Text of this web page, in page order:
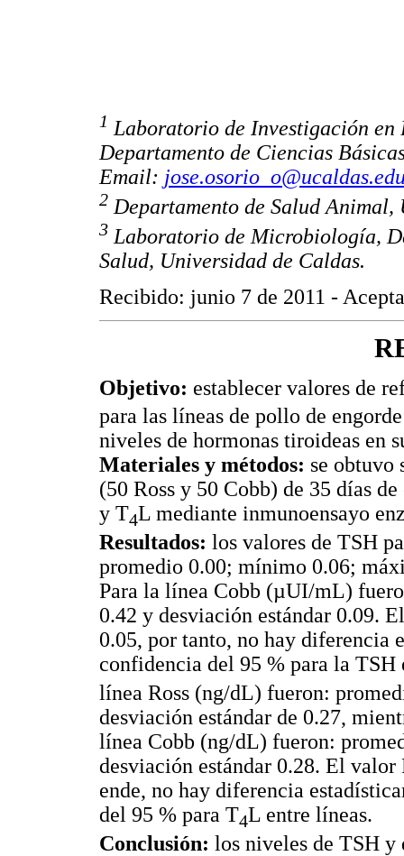
1 Laboratorio de Investigación
Departamento de Ciencias
Email:
2 Departamento de Salud Animal,
3 Laboratorio de Microbiología,
Salud, Universidad de Caldas.
Recibido: junio 7 de 2011 -
Objetivo: establecer valores de
para las líneas de pollo de
niveles de hormonas tiroideas en
Materiales y métodos: se obtuvo
(50 Ross y 50 Cobb) de 35 días
y T4L mediante inmunoensayo
Resultados: los valores de TSH
promedio 0.00; mínimo 0.06;
Para la línea Cobb (µUI/mL)
0.42 y desviación estándar 0.09.
0.05, por tanto, no hay diferencia
confidencia del 95 % para la
línea Ross (ng/dL) fueron:
desviación estándar de 0.27,
línea Cobb (ng/dL) fueron:
desviación estándar 0.28. El
ende, no hay diferencia
del 95 % para T4L entre líneas.
Conclusión: los niveles de TSH y